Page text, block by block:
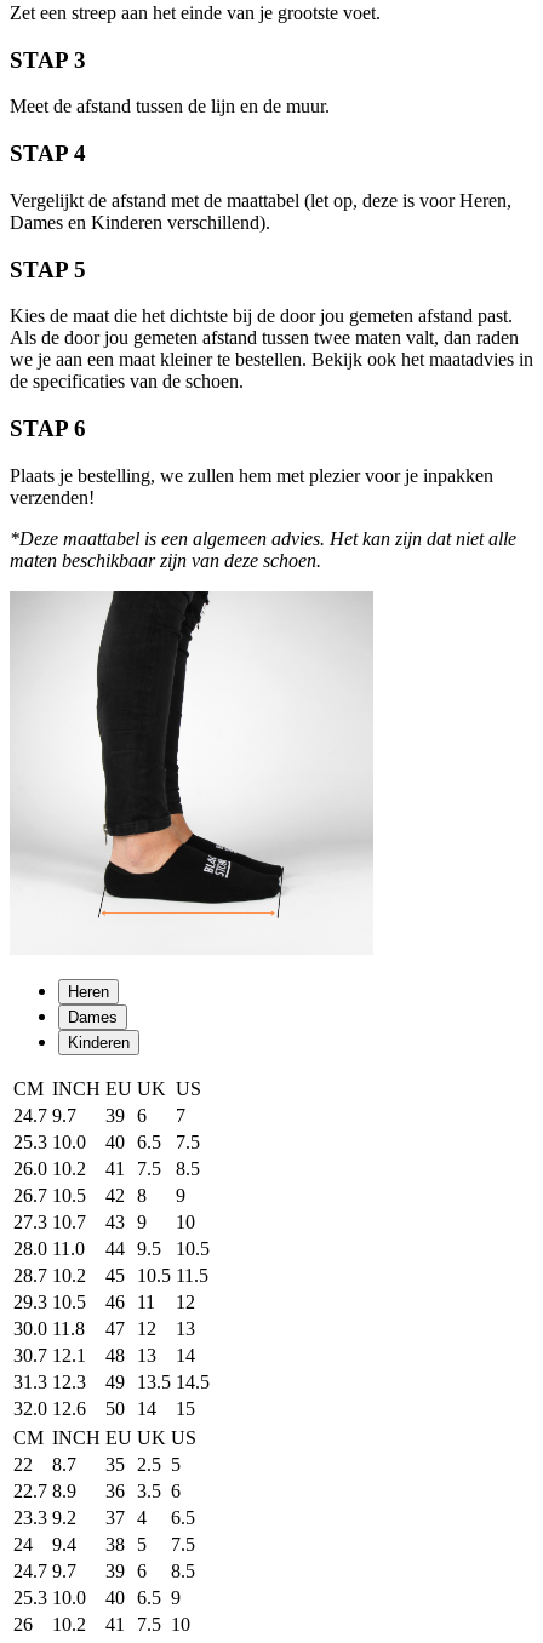
Zet een streep aan het einde van je grootste voet.
STAP 3
Meet de afstand tussen de lijn en de muur.
STAP 4
Vergelijkt de afstand met de maattabel (let op, deze is voor Heren,
Dames en Kinderen verschillend).
STAP 5
Kies de maat die het dichtste bij de door jou gemeten afstand past.
Als de door jou gemeten afstand tussen twee maten valt, dan raden
we je aan een maat kleiner te bestellen. Bekijk ook het maatadvies in
de specificaties van de schoen.
STAP 6
Plaats je bestelling, we zullen hem met plezier voor je inpakken
verzenden!
*Deze maattabel is een algemeen advies. Het kan zijn dat niet alle
maten beschikbaar zijn van deze schoen.
Heren
Dames
Kinderen
CM INCH EU UK US
24.7 9.7 39 6
7
25.3 10.0 40 6.5
7.5
26.0 10.2 41 7.5
8.5
26.7 10.5 42 8
9
27.3 10.7 43 9
10
28.0 11.0 44 9.5
10.5
28.7 10.2 45 10.5 11.5
29.3 10.5 46 11
12
30.0 11.8 47 12
13
30.7 12.1 48 13
14
31.3 12.3 49 13.5 14.5
32.0 12.6 50 14
15
CM INCH EU UK US
22
8.7 35 2.5 5
22.7 8.9 36 3.5 6
23.3 9.2 37 4
6.5
24
9.4 38 5
7.5
24.7 9.7 39 6
8.5
25.3 10.0 40 6.5 9
26
10.2 41 7.5 10